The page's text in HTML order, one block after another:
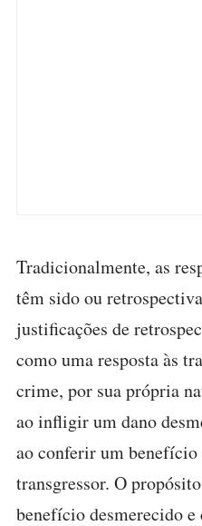
Tradicionalmente, as
têm sido ou
justificações de
como uma resposta às
crime, por sua própria
ao infligir um dano
ao conferir um
transgressor. O
benefício desmerecido